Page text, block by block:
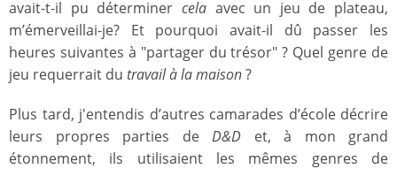
avait-t-il pu déterminer celaavec un jeu de plateau,
m’émerveillai-je? Et pourquoi avait-il dû passer les
heures suivantes à "partager du trésor" ? Quel genre de
jeu requerrait du travail à la maison?
Plus tard, j'entendis d’autres camarades d’école décrire
leurs propres parties de D&D et, à mon grand
étonnement, ils utilisaient les mêmes genres de